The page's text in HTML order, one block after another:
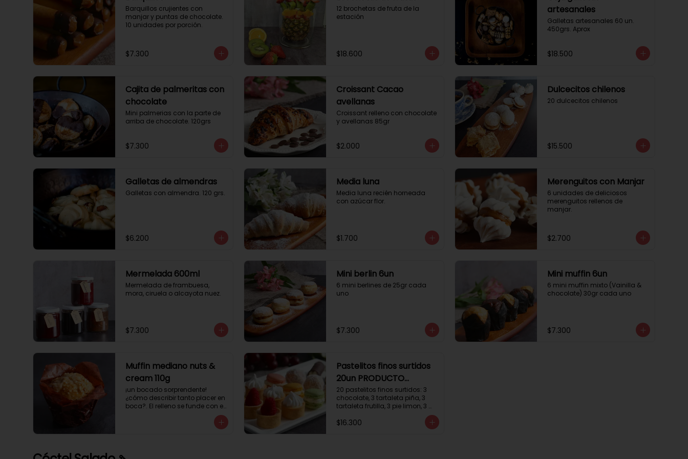
Barquillos crujientes con
manjar y puntas de chocolate.
10 unidades por porción.
$7.300
12 brochetas de fruta de la
estación
$18.600
artesanales
Galletas artesanales 60 un.
450grs. Aprox
$18.500
Cajita de palmeritas con
chocolate
Mini palmerias con la parte de
arriba de chocolate. 120grs
$7.300
Croissant Cacao
avellanas
Croissant relleno con chocolate
y avellanas 85gr
$2.000
Dulcecitos chilenos
20 dulcecitos chilenos
$15.500
Galletas de almendras
Galletas con almendra. 120 grs.
$6.200
Media luna
Media luna recién horneada
con azúcar flor.
$1.700
Merenguitos con Manjar
6 unidades de deliciosos
merenguitos rellenos de
manjar.
$2.700
Mermelada 600ml
Mermelada de frambuesa,
mora, ciruela o alcayota nuez.
$7.300
Mini berlin 6un
6 mini berlines de 25gr cada
uno
$7.300
Mini muffin 6un
6 mini muffin mixto (Vainilla &
chocolate) 30gr cada uno
$7.300
Muffin mediano nuts &
cream 110g
¡un bocado sorprendente!
¿cómo describir tanto placer en
boca?. El relleno se funde con el
potencia su masa exquisita.
Pastelitos finos surtidos
20un PRODUCTO
DELICADO
20 pastelitos finos surtidos: 3
chocolate, 3 tartaleta piña, 3
tartaleta frutilla, 3 pie limon, 3
chocolate crema, 2
$16.300